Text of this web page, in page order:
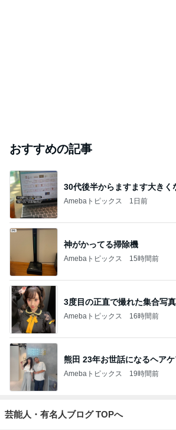
おすすめの記事
30代後半からますます大きく
Amebaトピックス 1日前
神がかってる掃除機
Amebaトピックス 15時間前
3度目の正直で撮れた集合写真
Amebaトピックス 16時間前
熊田 23年お世話になるヘア
Amebaトピックス 19時間前
芸能人・有名人ブログ TOPへ